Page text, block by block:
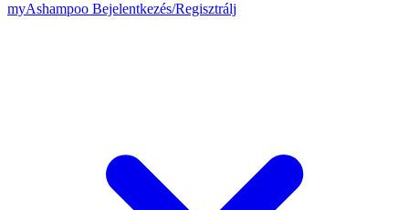
myAshampoo Bejelentkezés/Regisztrálj